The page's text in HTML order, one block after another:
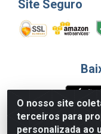
O nosso site
terceiros para
personalizada ao
Site Seguro